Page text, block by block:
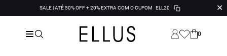
SALE | ATÉ 50% OFF + 20% EXTRA COM O CUPOM ELL20 ✕
0